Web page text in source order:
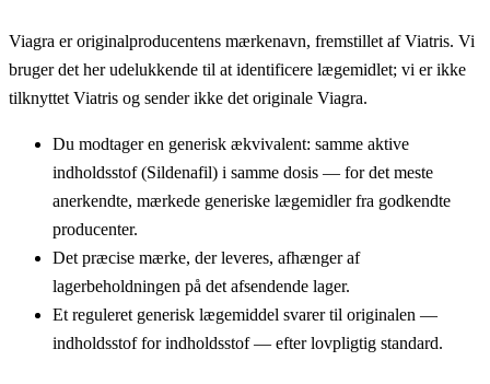
Viagra er originalproducentens mærkenavn, fremstillet af Viatris. Vi
bruger det her udelukkende til at identificere lægemidlet; vi er ikke
tilknyttet Viatris og sender ikke det originale Viagra.
Du modtager en generisk ækvivalent: samme aktive
indholdsstof (Sildenafil) i samme dosis — for det meste
anerkendte, mærkede generiske lægemidler fra godkendte
producenter.
Det præcise mærke, der leveres, afhænger af
lagerbeholdningen på det afsendende lager.
Et reguleret generisk lægemiddel svarer til originalen —
indholdsstof for indholdsstof — efter lovpligtig standard.